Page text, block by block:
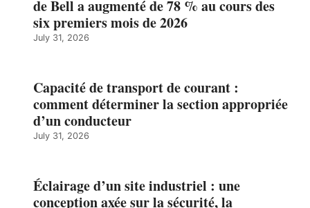
de Bell a augmenté de 78 % au cours des
six premiers mois de 2026
July 31, 2026
Capacité de transport de courant :
comment déterminer la section appropriée
d’un conducteur
July 31, 2026
Éclairage d’un site industriel : une
conception axée sur la sécurité, la